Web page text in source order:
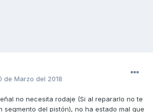
de Marzo del 2018
no necesita rodaje (Si al repararlo no te
segmento del pistón), no ha estado mal que